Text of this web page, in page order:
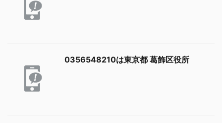
0356548210は東京都 葛飾区役所